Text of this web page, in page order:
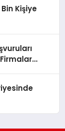
Bin Kişiye
Firmalar